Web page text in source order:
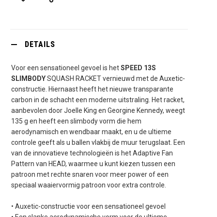
DETAILS
Voor een sensationeel gevoel is hetSPEED 13S
SLIMBODYSQUASH RACKET vernieuwd met de Auxetic-
constructie. Hiernaast heeft het nieuwe transparante
carbon in de schacht een moderne uitstraling. Het racket,
aanbevolen door Joelle King en Georgine Kennedy, weegt
135 g en heeft een slimbody vorm die hem
aerodynamisch en wendbaar maakt, en u de ultieme
controle geeft als u ballen vlakbij de muur terugslaat. Een
van de innovatieve technologieën is het Adaptive Fan
Pattern van HEAD, waarmee u kunt kiezen tussen een
patroon met rechte snaren voor meer power of een
speciaal waaiervormig patroon voor extra controle.
• Auxetic-constructie voor een sensationeel gevoel